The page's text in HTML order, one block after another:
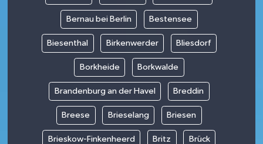
Bernau bei Berlin Bestensee
Biesenthal Birkenwerder Bliesdorf
Borkheide Borkwalde
Brandenburg an der Havel Breddin
Breese Brieselang Briesen
Brieskow-Finkenheerd Britz Brück